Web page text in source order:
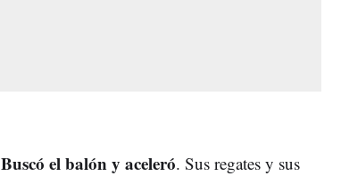
Buscó el balón y aceleró. Sus regates y sus